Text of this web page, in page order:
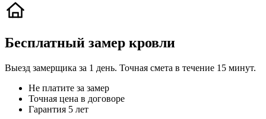
Бесплатный замер кровли
Выезд замерщика за 1 день. Точная смета в течение 15 минут.
Не платите за замер
Точная цена в договоре
Гарантия 5 лет